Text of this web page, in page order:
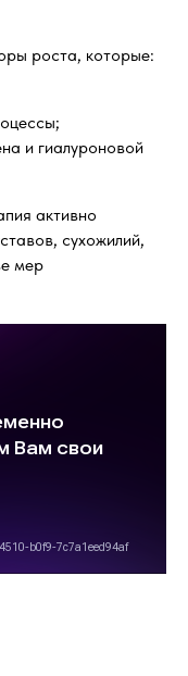
роста, которые:
и гиалуроновой
активно
сухожилий,
мер